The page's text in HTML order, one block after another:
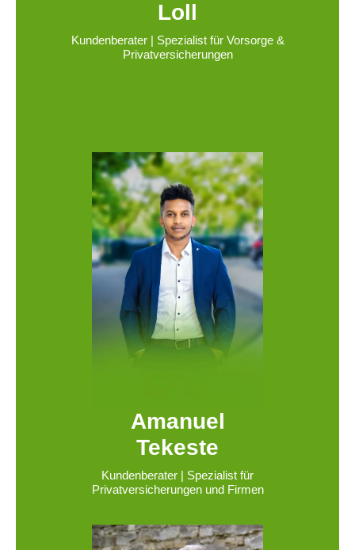
Loll
Kundenberater | Spezialist für Vorsorge &
Privatversicherungen
Amanuel
Tekeste
Kundenberater | Spezialist für
Privatversicherungen und Firmen